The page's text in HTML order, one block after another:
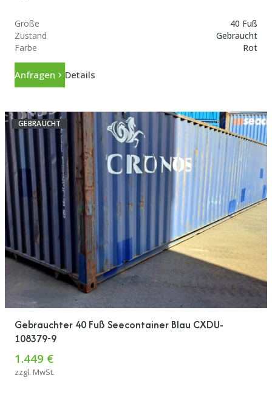
Größe
40 Fuß
Zustand
Gebraucht
Farbe
Rot
Anfragen Details
GEBRAUCHT
Gebrauchter 40 Fuß Seecontainer Blau CXDU-
108379-9
1.449 €
zzgl. MwSt.